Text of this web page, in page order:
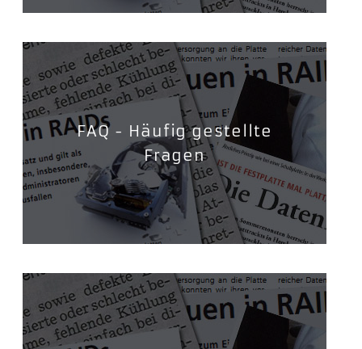
FAQ - Häufig gestellte
Fragen